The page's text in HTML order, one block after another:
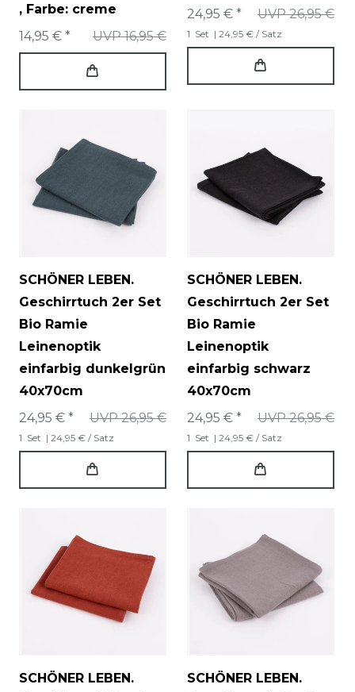
, Farbe: creme
UVP 16,95 €
14,95 € *
UVP 26,95 €
24,95 € *
1 Set | 24,95 € / Satz
SCHÖNER LEBEN.
Geschirrtuch 2er Set
Bio Ramie
Leinenoptik
einfarbig dunkelgrün
40x70cm
UVP 26,95 €
24,95 € *
1 Set | 24,95 € / Satz
SCHÖNER LEBEN.
Geschirrtuch 2er Set
Bio Ramie
Leinenoptik
einfarbig schwarz
40x70cm
UVP 26,95 €
24,95 € *
1 Set | 24,95 € / Satz
SCHÖNER LEBEN.
SCHÖNER LEBEN.